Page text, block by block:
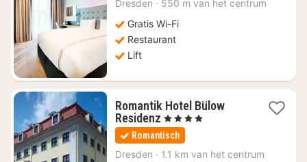
Dresden · 550 m van het centrum
Gratis Wi-Fi
Restaurant
Lift
Romantik Hotel Bülow
Residenz 2
nachten
vanaf
€
, 4 Sterren
Romantisch
Dresden · 1.1 km van het centrum